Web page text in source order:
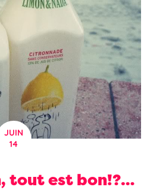
JUIN
14
tout est bon!?…